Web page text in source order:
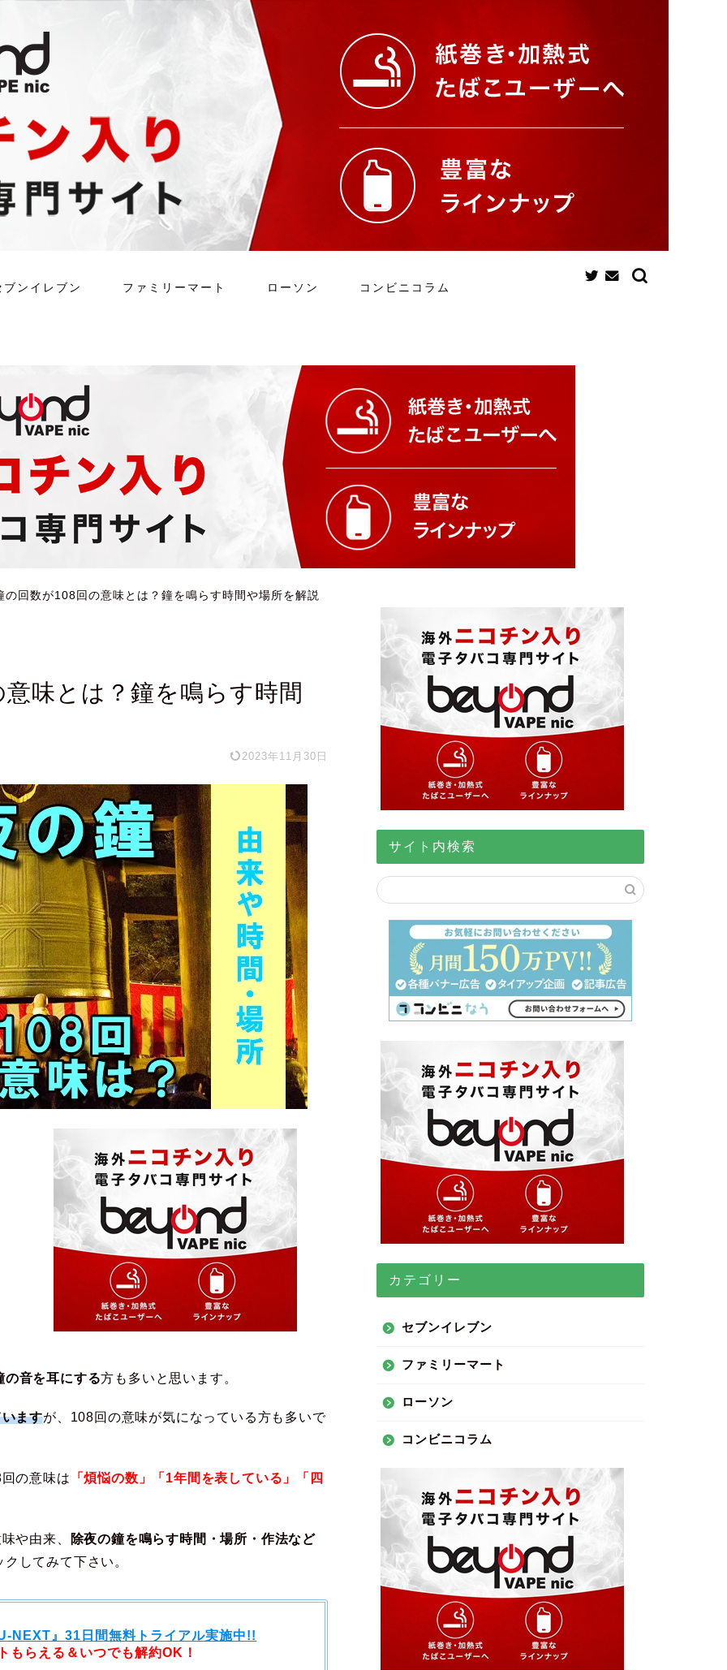
ブンイレブン ファミリーマート ローソン コンビニコラム
の回数が108回の意味とは？鐘を鳴らす時間や場所を解説
味とは？鐘を鳴らす時間
2023年11月30日
の音を耳にする方も多いと思います。
ますが、108回の意味が気になっている方も多いで
の意味は 「煩悩の数」「1年間を表している」「四
や由来、
除夜の鐘を鳴らす時間・場所・作法など
してみて下さい。
NEXT』31日間無料トライアル実施中!!
もらえる＆ いつでも解約OK！
サイト内検索
カテゴリー
セブンイレブン
ファミリーマート
ローソン
コンビニコラム